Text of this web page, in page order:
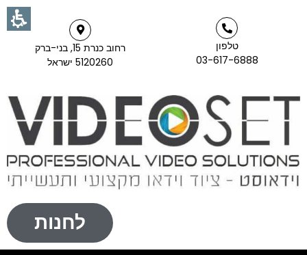
טלפון
03-617-6888
רחוב כנרת 15, בני-ברק
5120260 ישראל
לחנות